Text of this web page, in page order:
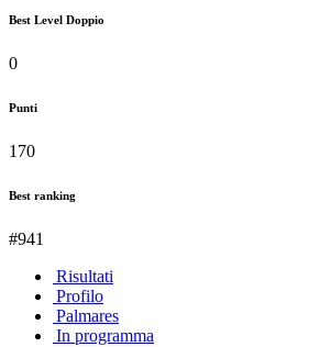
Best Level Doppio
0
Punti
170
Best ranking
#941
Risultati
Profilo
Palmares
In programma